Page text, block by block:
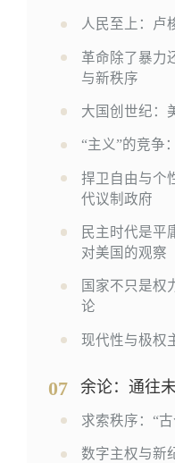
人民至上：卢
革命除了暴力
与新秩序
大国创世纪：
“主义”的竞争
捍卫自由与个
代议制政府
民主时代是平
对美国的观察
国家不只是权
论
现代性与极权
07 余论：通往
求索秩序：“古
数字主权与新